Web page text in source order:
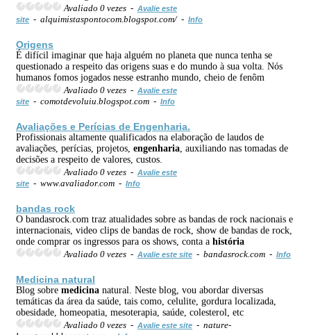
Avaliado 0 vezes - Avalie este
site - alquimistaspontocom.blogspot.com/ - Info
Origens
É difícil imaginar que haja alguém no planeta que nunca tenha se
questionado a respeito das origens suas e do mundo à sua volta. Nós
humanos fomos jogados nesse estranho mundo, cheio de fenôm
Avaliado 0 vezes - Avalie este
site - comotdevoluiu.blogspot.com - Info
Avaliações e Perícias de Engenharia.
Profissionais altamente qualificados na elaboração de laudos de
avaliações, perícias, projetos, engenharia , auxiliando nas tomadas de
decisões a respeito de valores, custos.
Avaliado 0 vezes - Avalie este
site - www.avaliador.com - Info
bandas rock
O bandasrock.com traz atualidades sobre as bandas de rock nacionais e
internacionais, video clips de bandas de rock, show de bandas de rock,
onde comprar os ingressos para os shows, conta a história
Avaliado 0 vezes - Avalie este site - bandasrock.com - Info
Medicina natural
Blog sobre medicina natural. Neste blog, vou abordar diversas
temáticas da área da saúde, tais como, celulite, gordura localizada,
obesidade, homeopatia, mesoterapia, saúde, colesterol, etc
Avaliado 0 vezes - Avalie este site - nature-